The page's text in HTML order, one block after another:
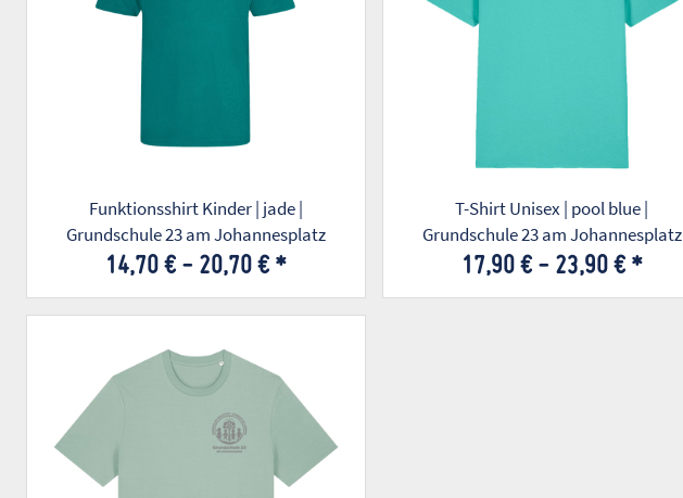
Funktionsshirt Kinder | jade |
Grundschule 23 am Johannesplatz
14,70 € - 20,70 € *
T-Shirt Unisex | pool blue |
Grundschule 23 am Johannesplatz
17,90 € - 23,90 € *